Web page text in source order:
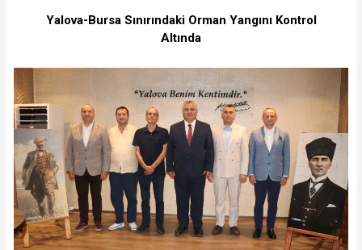
Yalova-Bursa Sınırındaki Orman Yangını Kontrol
Altında